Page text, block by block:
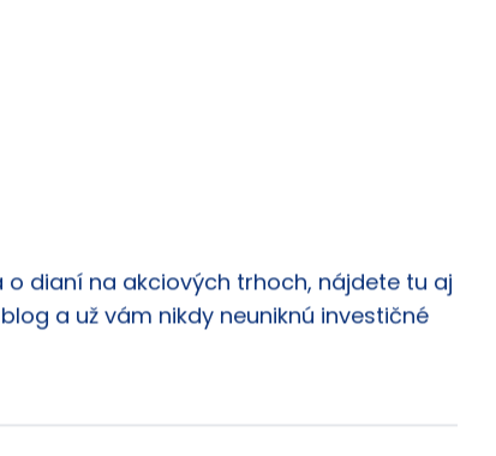
dianí na akciových trhoch, nájdete tu aj
a už vám nikdy neuniknú investičné